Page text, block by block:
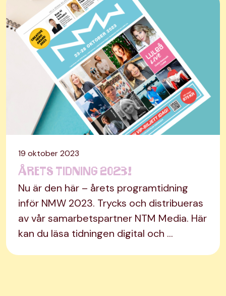
19 oktober 2023
Årets tidning 2023!
Nu är den här – årets programtidning
inför NMW 2023. Trycks och distribueras
av vår samarbetspartner NTM Media. Här
kan du läsa tidningen digital och …